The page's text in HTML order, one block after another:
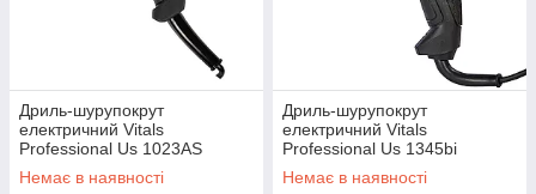
Дриль-шурупокрут
електричний Vitals
Professional Us 1023AS
Ultimate
Немає в наявності
Дриль-шурупокрут
електричний Vitals
Professional Us 1345bi
Немає в наявності